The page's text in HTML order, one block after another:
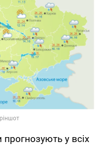
прогнозують у всіх